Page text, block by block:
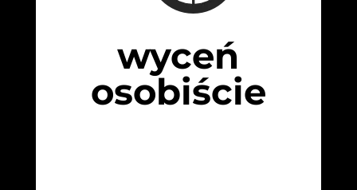
wyceń
osobiście